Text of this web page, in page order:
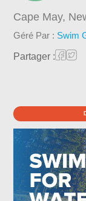
Cape May,
Géré Par : Swim
Partager :